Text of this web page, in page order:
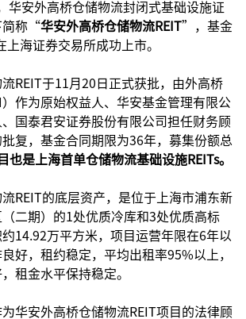
华安外高桥仓储物流封闭式基础设施证
简称“华安外高桥仓储物流REIT”，基金
上海证券交易所成功上市。
REIT于11月20日正式获批，由外高桥
作为原始权益人、华安基金管理有限公
国泰君安证券股份有限公司担任财务顾
复，基金合同期限为36年，募集份额总
也是上海首单仓储物流基础设施REITs。
REIT的底层资产，是位于上海市浦东新
二期）的1处优质冷库和3处优质高标
14.92万平方米，项目运营年限在6年以
良好，租约稳定，平均出租率95%以上，
租金水平保持稳定。
华安外高桥仓储物流REIT项目的法律顾